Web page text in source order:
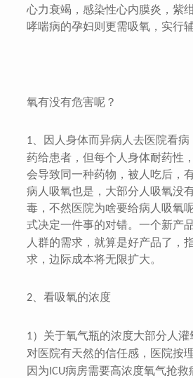
心力衰竭，感染性心内膜炎，紫
哮喘病的孕妇则更需吸氧，实行辅
氧有没有危害呢？
1 、因人身体而异病人去医院看
药给患者，但每个人身体耐药性
会导致同一种药物，被人吃后，
病人吸氧也是，大部分人吸氧没
毒，不然医院为啥要给病人吸氧
式决定一件事的对错。一个新产
人群的需求，就算是好产品了，
求，边际成本将无限扩大。
2 、看吸氧的浓度
1）关于氧气瓶的浓度大部分人
对医院有天然的信任感，医院按
因为 ICU病房需要高浓度氧气抢救